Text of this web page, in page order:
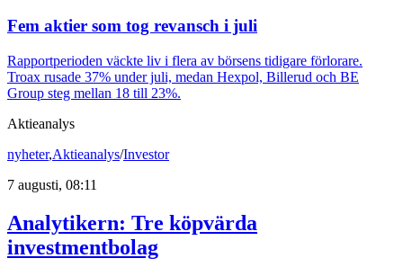
Fem aktier som tog revansch i juli
Rapportperioden väckte liv i flera av börsens tidigare förlorare.
Troax rusade 37% under juli, medan Hexpol, Billerud och BE
Group steg mellan 18 till 23%.
Aktieanalys
nyheter,Aktieanalys/Investor
7 augusti, 08:11
Analytikern: Tre köpvärda
investmentbolag